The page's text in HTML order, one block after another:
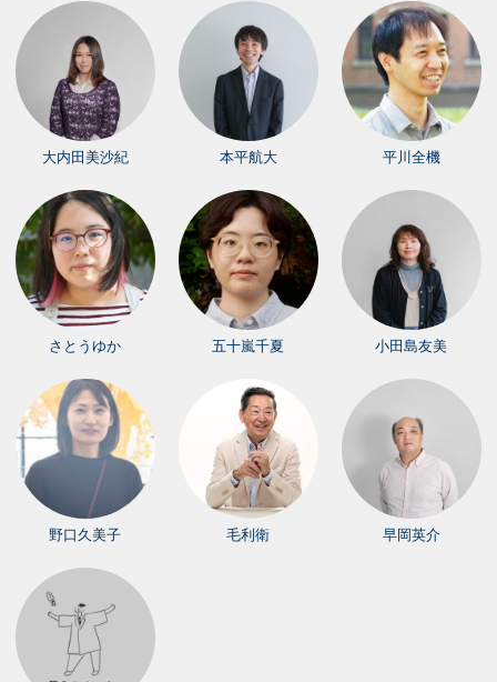
大内田美沙紀 本平航大 平川全機
さとうゆか 五十嵐千夏 小田島友美
野口久美子 毛利衛 早岡英介